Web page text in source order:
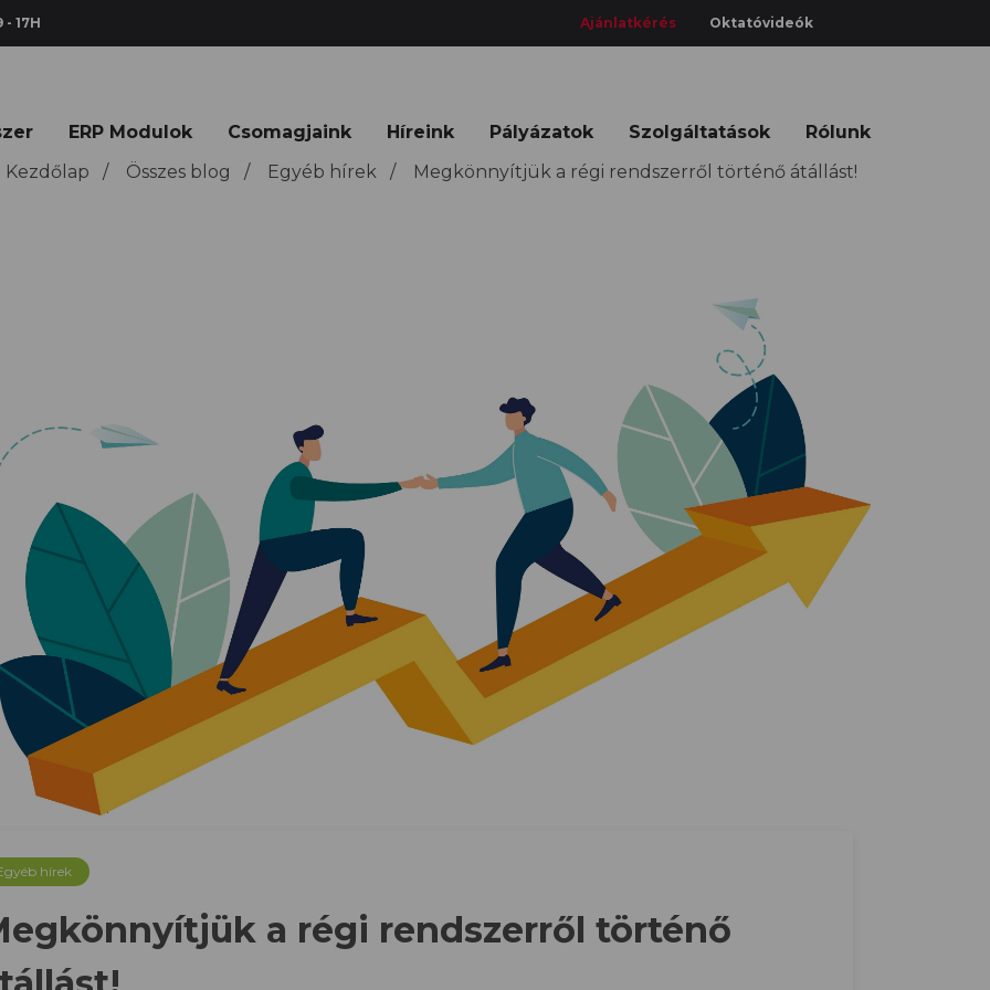
- 17H Ajánlatkérés Oktatóvideók
ERP Modulok Csomagjaink Híreink Pályázatok Szolgáltatások
Rólunk
Kezdőlap
/ Összes blog / Egyéb hírek / Megkönnyítjük a régi rendszerről történő átállást!
hírek
a régi rendszerről történő